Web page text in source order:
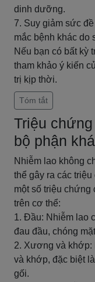
dinh dưỡng.
7. Suy giảm sức
mắc bệnh khác do
Nếu bạn có bất kỳ
tham khảo ý kiến
trị kịp thời.
Tóm tắt
Triệu
bộ phận
Nhiễm lao không
thể gây ra các
một số triệu chứng
trên cơ thể:
1. Đầu: Nhiễm lao
đau đầu, chóng
2. Xương và khớp:
và khớp, đặc biệt
gối.